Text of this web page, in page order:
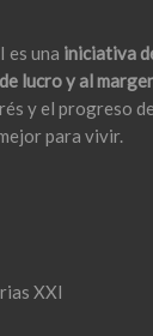
es una iniciativa
lucro y al
y el progreso
para vivir.
XXI